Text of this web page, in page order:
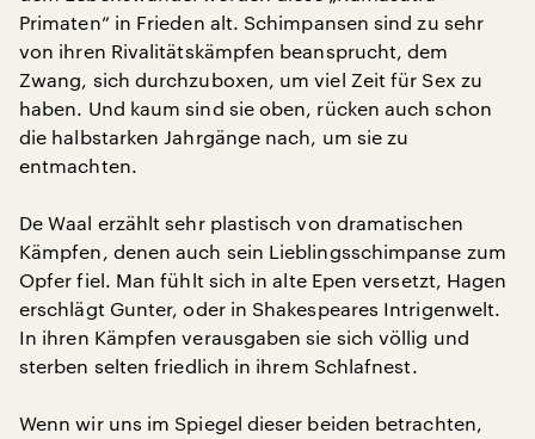
Primaten“ in Frieden alt. Schimpansen sind zu sehr
von ihren Rivalitätskämpfen beansprucht, dem
Zwang, sich durchzuboxen, um viel Zeit für Sex zu
haben. Und kaum sind sie oben, rücken auch schon
die halbstarken Jahrgänge nach, um sie zu
entmachten.
De Waal erzählt sehr plastisch von dramatischen
Kämpfen, denen auch sein Lieblingsschimpanse zum
Opfer fiel. Man fühlt sich in alte Epen versetzt, Hagen
erschlägt Gunter, oder in Shakespeares Intrigenwelt.
In ihren Kämpfen verausgaben sie sich völlig und
sterben selten friedlich in ihrem Schlafnest.
Wenn wir uns im Spiegel dieser beiden betrachten,